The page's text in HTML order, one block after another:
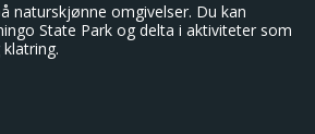
naturskjønne omgivelser. Du kan
State Park og delta i aktiviteter som